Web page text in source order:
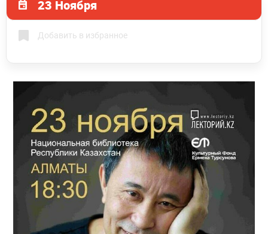
23 Ноября
Добавить в избранное